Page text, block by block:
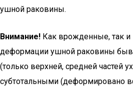
ушной раковины.
Внимание! Как врожденные, так и
деформации ушной раковины
(только верхней, средней частей
субтотальными (деформировано